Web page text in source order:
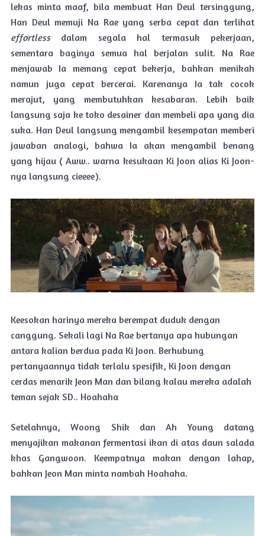
lekas minta maaf, bila membuat Han Deul tersinggung,
Han Deul memuji Na Rae yang serba cepat dan terlihat
effortlessdalam segala hal termasuk pekerjaan,
sementara baginya semua hal berjalan sulit. Na Rae
menjawab Ia memang cepat bekerja, bahkan menikah
namun juga cepat bercerai. Karenanya Ia tak cocok
merajut, yang membutuhkan kesabaran. Lebih baik
langsung saja ke toko desainer dan membeli apa yang dia
suka. Han Deul langsung mengambil kesempatan memberi
jawaban analogi, bahwa Ia akan mengambil benang
yang hijau ( Aww.. warna kesukaan Ki Joon alias Ki Joon-
nya langsung cieeee).
Keesokan harinya mereka berempat duduk dengan
canggung. Sekali lagi Na Rae bertanya apa hubungan
antara kalian berdua pada Ki Joon. Berhubung
pertanyaannya tidak terlalu spesifik, Ki Joon dengan
cerdas menarik Jeon Man dan bilang kalau mereka adalah
teman sejak SD.. Hoahaha
Setelahnya, Woong Shik dan Ah Young datang
menyajikan makanan fermentasi ikan di atas daun salada
khas Gangwoon. Keempatnya makan dengan lahap,
bahkan Jeon Man minta nambah Hoahaha.